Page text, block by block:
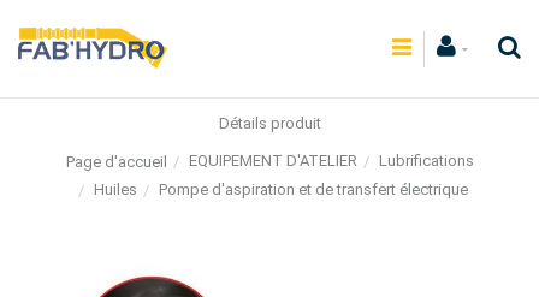
Détails produit
Page d'accueil EQUIPEMENT D'ATELIER
Lubrifications
Huiles
Pompe d'aspiration et de transfert électrique